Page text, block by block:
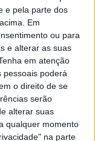
e pela parte dos
Em
ou para
e alterar as suas
em atenção
pessoais poderá
o direito de se
serão
alterar suas
qualquer momento
na parte
ou
Diária – 96.8